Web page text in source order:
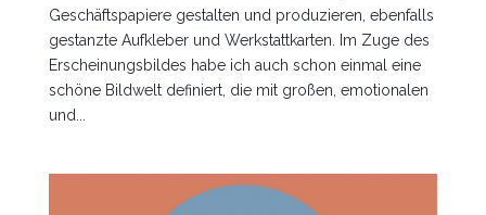
Geschäftspapiere gestalten und produzieren, ebenfalls
gestanzte Aufkleber und Werkstattkarten. Im Zuge des
Erscheinungsbildes habe ich auch schon einmal eine
schöne Bildwelt definiert, die mit großen, emotionalen
und...